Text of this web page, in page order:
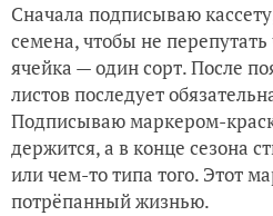
Сначала подписываю
семена, чтобы не перепутать
ячейка — один сорт. После
листов последует
Подписываю маркером-
держится, а в конце сезона
или чем-то типа того. Этот
потрёпанный жизнью.